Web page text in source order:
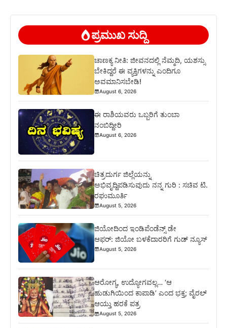
ಪ್ರಮುಖ ಸುದ್ದಿ
ಚಾಣಕ್ಯ ನೀತಿ: ಜೀವನದಲ್ಲಿ ನೆಮ್ಮದಿ, ಯಶಸ್ಸು
ಬೇಕಿದ್ದರೆ ಈ ವ್ಯಕ್ತಿಗಳನ್ನು ಎಂದಿಗೂ
ಅವಮಾನಿಸಬೇಡಿ!
August 6, 2026
ಈ ರಾಶಿಯವರು ಒಬ್ಬರಿಗೆ ತುಂಬಾ
ನಂಬಿದ್ದೀರಿ
August 6, 2026
ಚಿತ್ರದುರ್ಗ ಜಿಲ್ಲೆಯನ್ನು
ಅಭಿವೃದ್ದಿಪಡಿಸುವುದು ನನ್ನ ಗುರಿ : ಸಚಿವ ಟಿ.
ರಘುಮೂರ್ತಿ
August 5, 2026
ಜಿಯೋದಿಂದ ಇಂಡಿಪೆಂಡೆನ್ಸ್ ಡೇ
ಆಫರ್: ಜಿಯೋ ಬಳಕೆದಾರರಿಗೆ ಗುಡ್ ನ್ಯೂಸ್
August 5, 2026
ಆರೋಗ್ಯ, ಉದ್ಯೋಗವಲ್ಲ… ‘ಆ
ಹುಡುಗಿಯಿಂದ ಕಾಪಾಡಿ’ ಎಂದ ಭಕ್ತ; ವೈರಲ್
ಆಯ್ತು ಹರಕೆ ಪತ್ರ
August 5, 2026